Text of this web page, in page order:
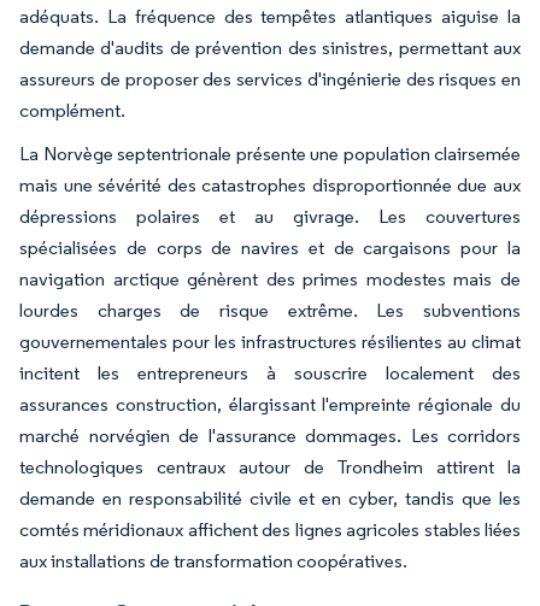
adéquats. La fréquence des tempêtes atlantiques aiguise la
demande d'audits de prévention des sinistres, permettant aux
assureurs de proposer des services d'ingénierie des risques en
complément.
La Norvège septentrionale présente une population clairsemée
mais une sévérité des catastrophes disproportionnée due aux
dépressions polaires et au givrage. Les couvertures
spécialisées de corps de navires et de cargaisons pour la
navigation arctique génèrent des primes modestes mais de
lourdes charges de risque extrême. Les subventions
gouvernementales pour les infrastructures résilientes au climat
incitent les entrepreneurs à souscrire localement des
assurances construction, élargissant l'empreinte régionale du
marché norvégien de l'assurance dommages. Les corridors
technologiques centraux autour de Trondheim attirent la
demande en responsabilité civile et en cyber, tandis que les
comtés méridionaux affichent des lignes agricoles stables liées
aux installations de transformation coopératives.